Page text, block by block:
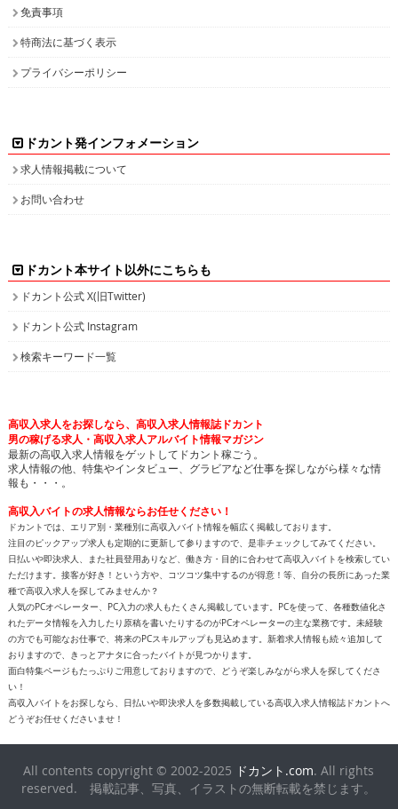
免責事項
特商法に基づく表示
プライバシーポリシー
ドカント発インフォメーション
求人情報掲載について
お問い合わせ
ドカント本サイト以外にこちらも
ドカント公式 X(旧Twitter)
ドカント公式 Instagram
検索キーワード一覧
高収入求人をお探しなら、高収入求人情報誌ドカント
男の稼げる求人・高収入求人アルバイト情報マガジン
最新の高収入求人情報をゲットしてドカント稼ごう。
求人情報の他、特集やインタビュー、グラビアなど仕事を探しながら様々な情
報も・・・。
高収入バイトの求人情報ならお任せください！
ドカントでは、エリア別・業種別に高収入バイト情報を幅広く掲載しております。
注目のピックアップ求人も定期的に更新して参りますので、是非チェックしてみてください。
日払いや即決求人、また社員登用ありなど、働き方・目的に合わせて高収入バイトを検索してい
ただけます。接客が好き！という方や、コツコツ集中するのが得意！等、自分の長所にあった業
種で高収入求人を探してみませんか？
人気のPCオペレーター、PC入力の求人もたくさん掲載しています。PCを使って、各種数値化さ
れたデータ情報を入力したり原稿を書いたりするのがPCオペレーターの主な業務です。未経験
の方でも可能なお仕事で、将来のPCスキルアップも見込めます。新着求人情報も続々追加して
おりますので、きっとアナタに合ったバイトが見つかります。
面白特集ページもたっぷりご用意しておりますので、どうぞ楽しみながら求人を探してくださ
い！
高収入バイトをお探しなら、日払いや即決求人を多数掲載している高収入求人情報誌ドカントへ
どうぞお任せくださいませ！
All contents copyright © 2002-2025 ドカント.com. All rights
reserved. 掲載記事、写真、イラストの無断転載を禁じます。